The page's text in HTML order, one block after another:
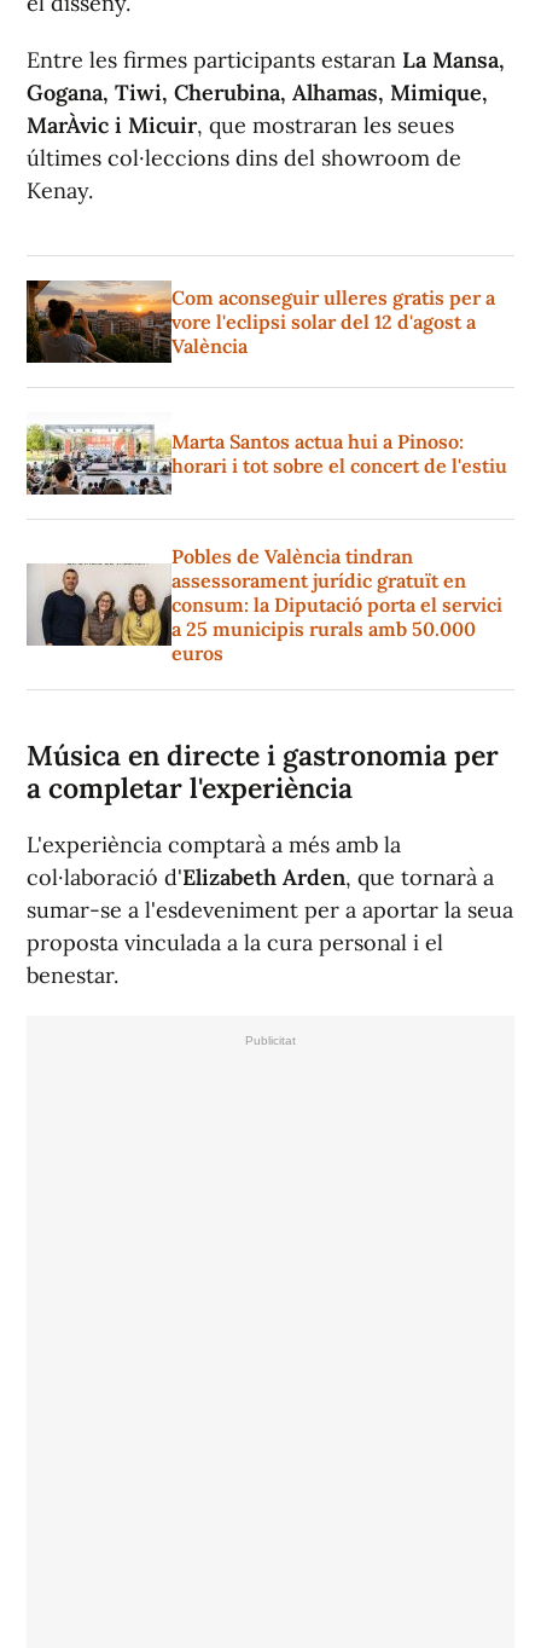
Entre les firmes participants estaran La Mansa,
Gogana, Tiwi, Cherubina, Alhamas, Mimique,
MarÀvic i Micuir, que mostraran les seues
últimes col·leccions dins del showroom de
Kenay.
Com aconseguir ulleres gratis per a
vore l'eclipsi solar del 12 d'agost a
València
Marta Santos actua hui a Pinoso:
horari i tot sobre el concert de l'estiu
Pobles de València tindran
assessorament jurídic gratuït en
consum: la Diputació porta el servici
a 25 municipis rurals amb 50.000
euros
Música en directe i gastronomia per
a completar l'experiència
L'experiència comptarà a més amb la
col·laboració d'Elizabeth Arden, que tornarà a
sumar-se a l'esdeveniment per a aportar la seua
proposta vinculada a la cura personal i el
benestar.